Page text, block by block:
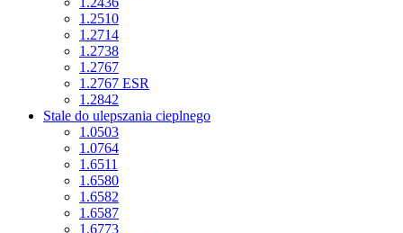
1.2510
1.2714
1.2738
1.2767
1.2767 ESR
1.2842
Stale do ulepszania cieplnego
1.0503
1.0764
1.6511
1.6580
1.6582
1.6587
1.6773